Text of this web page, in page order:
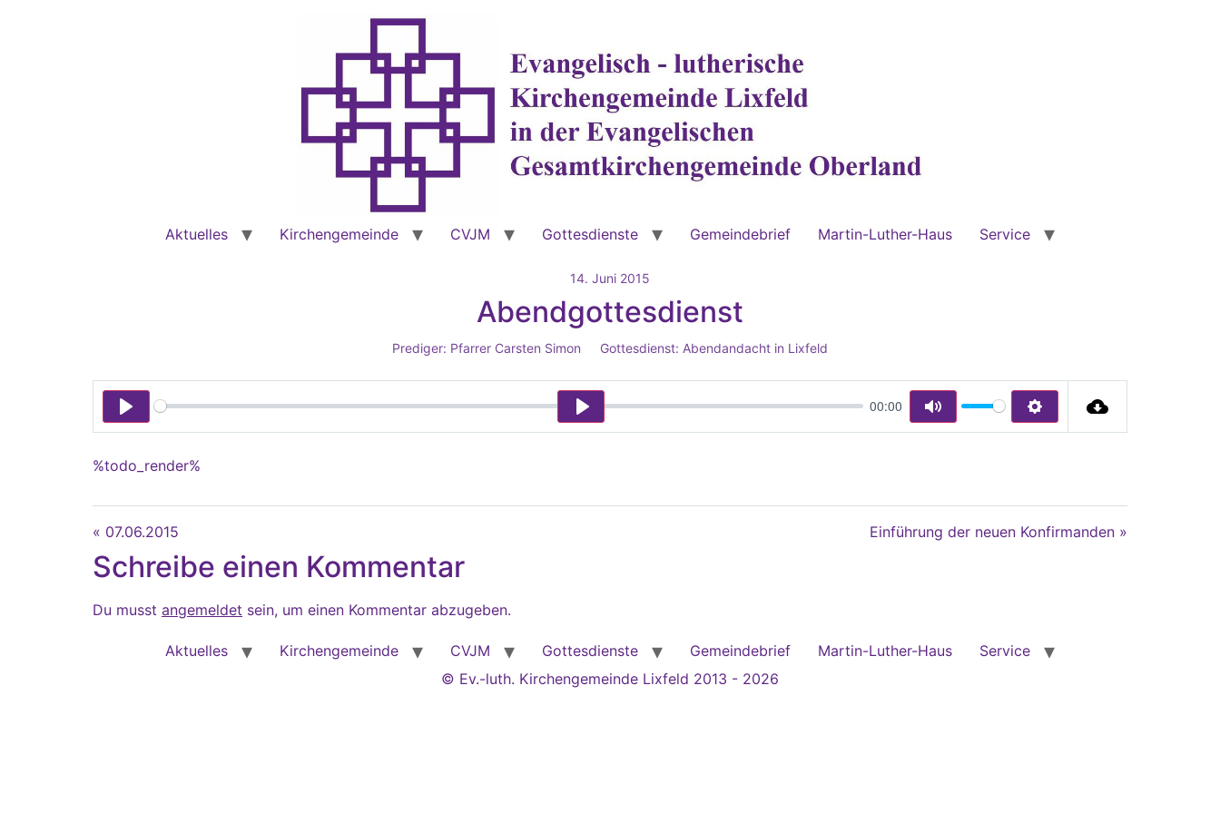
Aktuelles Kirchengemeinde CVJM Gottesdienste Gemeindebrief Martin-Luther-Haus Service
14. Juni 2015
Abendgottesdienst
Prediger: Pfarrer Carsten Simon Gottesdienst: Abendandacht in Lixfeld
Play
00:00
Mute Settings
Play
%todo_render%
« 07.06.2015 Einführung der neuen Konfirmanden »
Schreibe einen Kommentar
Du musst angemeldet sein, um einen Kommentar abzugeben.
Aktuelles Kirchengemeinde CVJM Gottesdienste Gemeindebrief Martin-Luther-Haus
Service
© Ev.-luth. Kirchengemeinde Lixfeld 2013 - 2026